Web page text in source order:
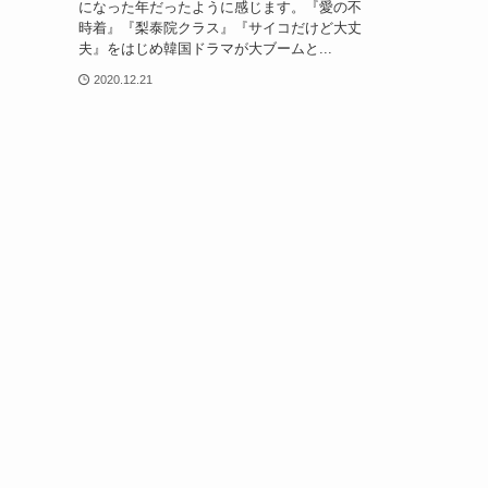
になった年だったように感じます。『愛の不
時着』『梨泰院クラス』『サイコだけど大丈
夫』をはじめ韓国ドラマが大ブームと...
2020.12.21